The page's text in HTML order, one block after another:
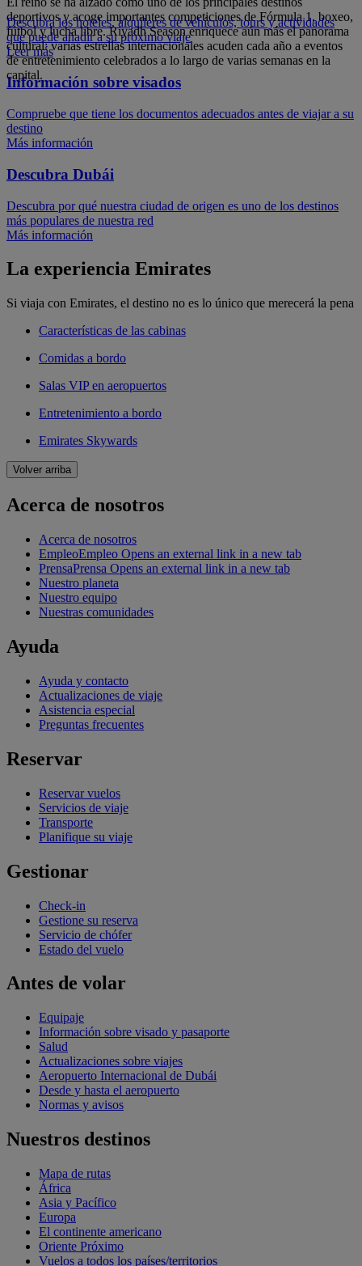
deportivos y acoge importantes competiciones de Fórmula 1, boxeo,
fútbol y lucha libre. Riyadh Season enriquece aún más el panorama
cultural: varias estrellas internacionales acuden cada año a eventos
de entretenimiento celebrados a lo largo de varias semanas en la
capital.
Descubra los hoteles, alquileres de vehículos, tours y actividades
que puede añadir a su próximo viaje
Leer más
Información sobre visados
Compruebe que tiene los documentos adecuados antes de viajar a su
destino
Más información
Descubra Dubái
Descubra por qué nuestra ciudad de origen es uno de los destinos
más populares de nuestra red
Más información
La experiencia Emirates
Si viaja con Emirates, el destino no es lo único que merecerá la pena
Características de las cabinas
Comidas a bordo
Salas VIP en aeropuertos
Entretenimiento a bordo
Emirates Skywards
Volver arriba
Acerca de nosotros
Acerca de nosotros
EmpleoEmpleo Opens an external link in a new tab
PrensaPrensa Opens an external link in a new tab
Nuestro planeta
Nuestro equipo
Nuestras comunidades
Ayuda
Ayuda y contacto
Actualizaciones de viaje
Asistencia especial
Preguntas frecuentes
Reservar
Reservar vuelos
Servicios de viaje
Transporte
Planifique su viaje
Gestionar
Check-in
Gestione su reserva
Servicio de chófer
Estado del vuelo
Antes de volar
Equipaje
Información sobre visado y pasaporte
Salud
Actualizaciones sobre viajes
Aeropuerto Internacional de Dubái
Desde y hasta el aeropuerto
Normas y avisos
Nuestros destinos
Mapa de rutas
África
Asia y Pacífico
Europa
El continente americano
Oriente Próximo
Vuelos a todos los países/territorios